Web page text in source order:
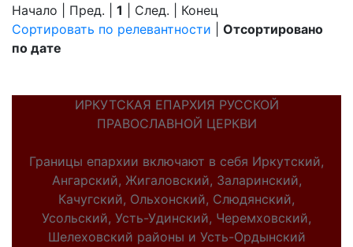
Начало | Пред. | 1 | След. | Конец
Сортировать по релевантности
Отсортировано
по дате
ИРКУТСКАЯ ЕПАРХИЯ РУССКОЙ
ПРАВОСЛАВНОЙ ЦЕРКВИ
Границы епархии включают в себя Иркутский,
Ангарский, Жигаловский, Заларинский,
Качугский, Ольхонский, Слюдянский,
Усольский, Усть-Удинский, Черемховский,
Шелеховский районы и Усть-Ордынский